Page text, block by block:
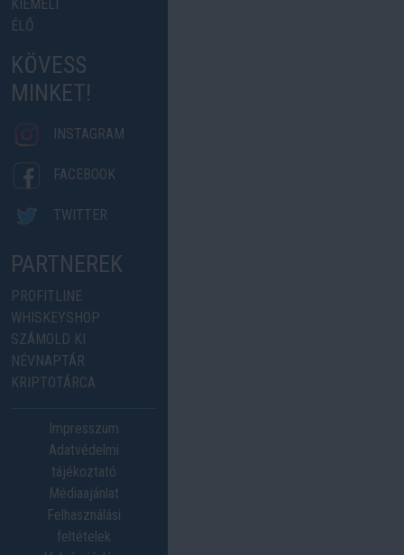
KIEMELT
ÉLŐ
KÖVESS
MINKET!
INSTAGRAM
FACEBOOK
TWITTER
PARTNEREK
PROFITLINE
WHISKEYSHOP
SZÁMOLD KI
NÉVNAPTÁR
KRIPTOTÁRCA
Impresszum
Adatvédelmi
tájékoztató
Médiaajánlat
Felhasználási
feltételek